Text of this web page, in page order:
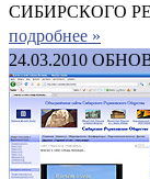
СИБИРСКОГО
подробнее »
24.03.2010